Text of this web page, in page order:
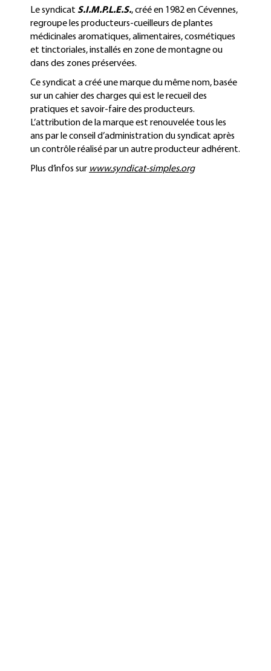
Le syndicat S.I.M.P.L.E.S., créé en 1982 en Cévennes,
regroupe les producteurs-cueilleurs de plantes
médicinales aromatiques, alimentaires, cosmétiques
et tinctoriales, installés en zone de montagne ou
dans des zones préservées.
Ce syndicat a créé une marque du même nom, basée
sur un cahier des charges qui est le recueil des
pratiques et savoir-faire des producteurs.
L’attribution de la marque est renouvelée tous les
ans par le conseil d’administration du syndicat après
un contrôle réalisé par un autre producteur adhérent.
Plus d’infos sur www.syndicat-simples.org